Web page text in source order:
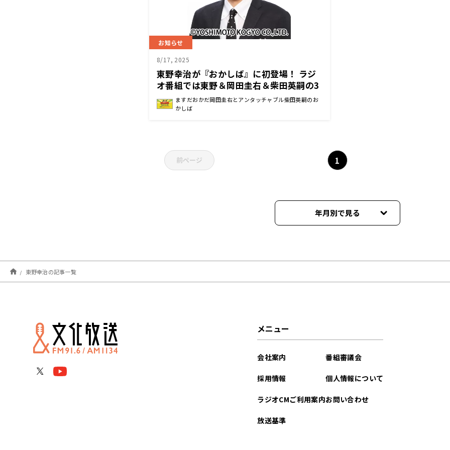
お知らせ
8/17, 2025
東野幸治が『おかしば』に初登場！ ラジ
オ番組では東野＆岡田圭右＆柴田英嗣の3
人が初集合
ますだおかだ岡田圭右とアンタッチャブル柴田英嗣のお
かしば
前ページ 1
年月別で見る
東野幸治の記事一覧
メニュー
会社案内
採用情報
ラジオCMご利用案内
放送基準
番組審議会
個人情報について
お問い合わせ